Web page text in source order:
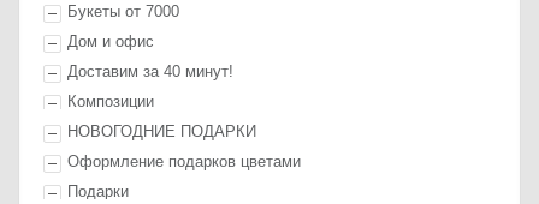
Букеты от 7000
Дом и офис
Доставим за 40 минут!
Композиции
НОВОГОДНИЕ ПОДАРКИ
Оформление подарков цветами
Подарки